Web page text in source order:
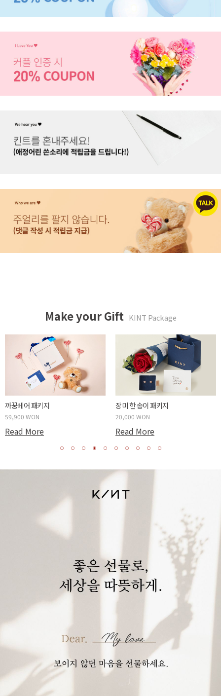
Make your Gift KINT Package
까꿍베어 패키지
59,900 WON
Read More
장미 한 송이 패키지
20,000 WON
Read More